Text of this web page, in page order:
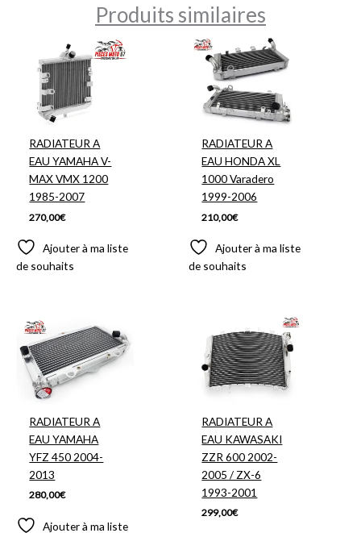
Produits similaires
RADIATEUR A
EAU YAMAHA V-
MAX VMX 1200
1985-2007
270,00€
Ajouter à ma liste
de souhaits
RADIATEUR A
EAU HONDA XL
1000 Varadero
1999-2006
210,00€
Ajouter à ma liste
de souhaits
RADIATEUR A
EAU YAMAHA
YFZ 450 2004-
2013
280,00€
Ajouter à ma liste
RADIATEUR A
EAU KAWASAKI
ZZR 600 2002-
2005 / ZX-6
1993-2001
299,00€